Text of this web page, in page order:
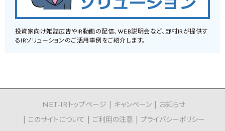
投資家向け雑誌広告やIR動画の配信、WEB説明会など、野村IRが提供す
るIRソリューションのご活用事例をご紹介します。
NET-IRトップページ キャンペーン
お知らせ
このサイトについて
ご利用の注意
プライバシーポリシー